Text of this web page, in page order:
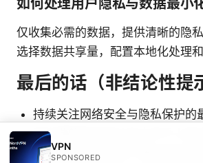
如何处理用户隐私与数据最小
仅收集必需的数据，提供清晰的隐
选择数据共享量，配置本地化处理
最后的话（非结论性提
持续关注网络安全与隐私保护的
客户端的安全性从未止步于上线
通过渐进式改进和严格的测试流
VPN
SPONSORED